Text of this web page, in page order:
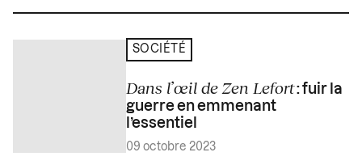
SOCIÉTÉ
Dans l’œil de Zen Lefort: fuir la
guerre en emmenant
l’essentiel
09 octobre 2023